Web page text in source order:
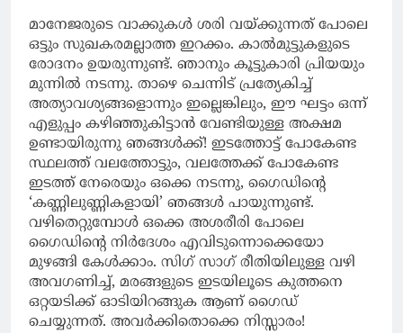
മാനേജരുടെ വാക്കുകൾ ശരി വയ്ക്കുന്നത് പോലെ
ഒട്ടും സുഖകരമല്ലാത്ത ഇറക്കം. കാൽമുട്ടുകളുടെ
രോദനം ഉയരുന്നുണ്ട്. ഞാനും കൂട്ടുകാരി പ്രിയയും
മുന്നിൽ നടന്നു. താഴെ ചെന്നിട് പ്രത്യേകിച്ച്
അത്യാവശ്യങ്ങളൊന്നും ഇല്ലെങ്കിലും, ഈ ഘട്ടം ഒന്ന്
എളുപ്പം കഴിഞ്ഞുകിട്ടാൻ വേണ്ടിയുള്ള അക്ഷമ
ഉണ്ടായിരുന്നു ഞങ്ങൾക്ക്! ഇടത്തോട്ട് പോകേണ്ട
സ്ഥലത്ത് വലത്തോട്ടും, വലത്തേക്ക് പോകേണ്ട
ഇടത്ത് നേരെയും ഒക്കെ നടന്നു, ഗൈഡിന്റെ
‘കണ്ണിലുണ്ണികളായി’ ഞങ്ങൾ പായുന്നുണ്ട്.
വഴിതെറ്റുമ്പോൾ ഒക്കെ അശരീരി പോലെ
ഗൈഡിന്റെ നിർദേശം എവിടുന്നൊക്കെയോ
മുഴങ്ങി കേൾക്കാം. സിഗ് സാഗ്‌ രീതിയിലുള്ള വഴി
അവഗണിച്ച്, മരങ്ങളുടെ ഇടയിലൂടെ കുത്തനെ
ഒറ്റയടിക്ക് ഓടിയിറങ്ങുക ആണ് ഗൈഡ്
ചെയ്യുന്നത്. അവർക്കിതൊക്കെ നിസ്സാരം!